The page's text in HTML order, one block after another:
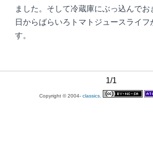
ました。そして冷蔵庫にぶっ込んで
日からばらいろトマトジュースライフ
す。
1/1
Copyright © 2004- classics.